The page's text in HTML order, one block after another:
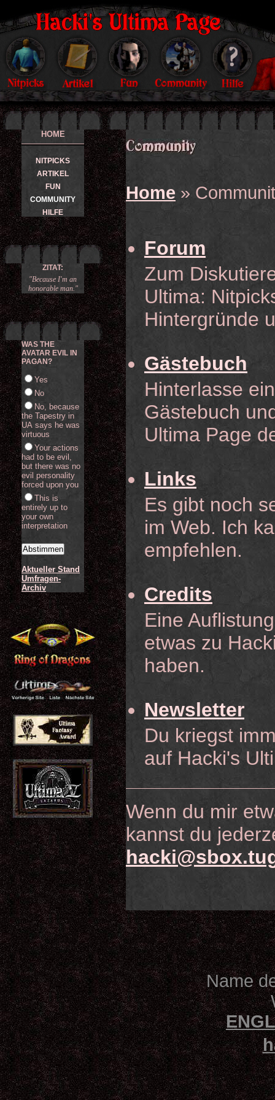
Home »
Forum
Zum
Ultima:
Hintergründe
Gästebuch
Hinterlasse
Gästebuch
Ultima Page
Links
Es gibt noch
im Web. Ich
empfehlen.
Credits
Eine
etwas zu
haben.
Newsletter
Du kriegst
auf Hacki's
Wenn du mir
kannst du
HOME
NITPICKS
ARTIKEL
FUN
COMMUNITY
HILFE
ZITAT:
"Because I'm an
honorable man."
WAS THE
AVATAR EVIL IN
PAGAN?
Yes
No
No, because
the Tapestry in
UA says he was
virtuous
Your actions
had to be evil,
but there was no
evil personality
forced upon you
This is
entirely up to
your own
interpretation
Aktueller Stand
Umfragen-
Archiv
Name